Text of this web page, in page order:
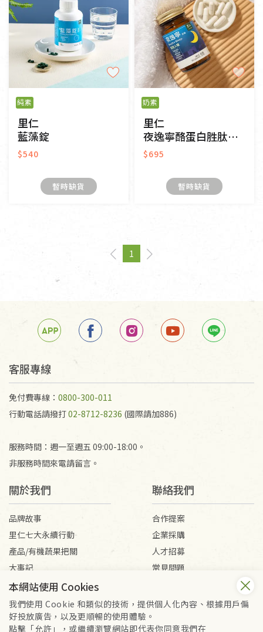
純素
里仁
藍藻錠
$540
暫時缺貨
奶素
里仁
夜逸寧酪蛋白胜肽膠囊
$695
暫時缺貨
pageYou're on page
1
page
客服專線
免付費專線： 0800-300-011
行動電話請撥打02-8712-8236 (國際請加886)
服務時間：週一至週五 09:00-18:00。
非服務時間來電請留言。
關於我們
品牌故事
里仁七大永續行動
產品/有機蔬果把關
大事記
媒體報導
聯絡我們
合作提案
企業採購
人才招募
常見問題
會員服務條款 隱私權政策
本網站使用 Cookies
我們使用 Cookie 和類似的技術，提供個人化內容、根據用戶偏
好投放廣告，以及更順暢的使用體驗。
點擊「允許」，或繼續瀏覽網站即代表你同意我們在